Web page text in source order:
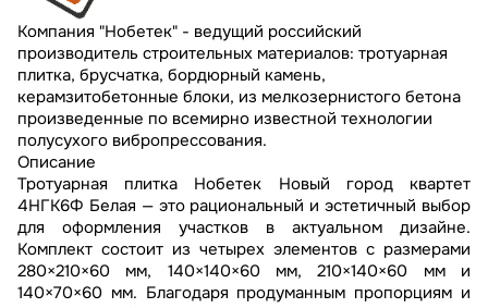
Компания "Нобетек" - ведущий российский
производитель строительных материалов: тротуарная
плитка, брусчатка, бордюрный камень,
керамзитобетонные блоки, из мелкозернистого бетона
произведенные по всемирно известной технологии
полусухого вибропрессования.
Описание
Тротуарная плитка Нобетек Новый город квартет
4НГК6Ф Белая — это рациональный и эстетичный выбор
для оформления участков в актуальном дизайне.
Комплект состоит из четырех элементов с размерами
280×210×60 мм, 140×140×60 мм, 210×140×60 мм и
140×70×60 мм. Благодаря продуманным пропорциям и